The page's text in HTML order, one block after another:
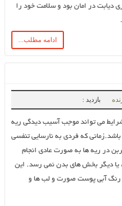
دیابت در امان بود و سلامت خود را
ادامه مطلب...
بازدید :
شرایط می تواند موجب آسیب دیدگی ریه
که فردی به نارسایی تنفسی
در ریه ها به صورت عادی انجام
یا دیگر بخش های بدن نمی رسد. این
رنگ آبی پوست صورت و لب ها و